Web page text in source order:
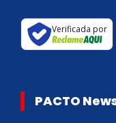
Verificada por
PACTO